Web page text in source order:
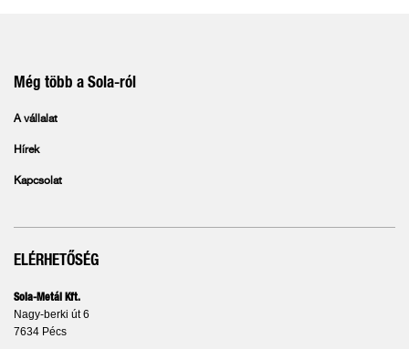
Még több a Sola-ról
A vállalat
Hírek
Kapcsolat
ELÉRHETŐSÉG
Sola-Metál Kft.
Nagy-berki út 6
7634 Pécs